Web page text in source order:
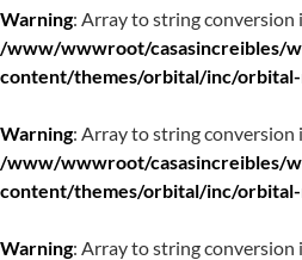
Warning: Array to string conversion
/www/wwwroot/casasincreibles/
content/themes/orbital/inc/
Warning: Array to string conversion
/www/wwwroot/casasincreibles/
content/themes/orbital/inc/
Warning: Array to string conversion